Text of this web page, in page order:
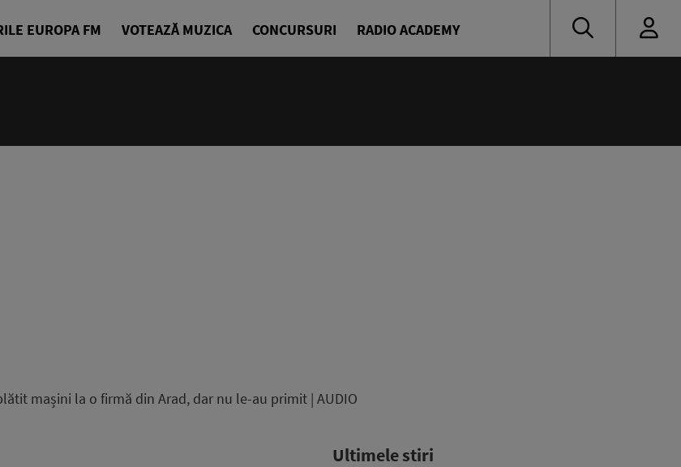
EUROPA FM VOTEAZĂ MUZICA CONCURSURI RADIO ACADEMY
mașini la o firmă din Arad, dar nu le-au primit | AUDIO
Ultimele stiri